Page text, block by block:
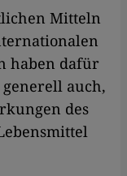
Mitteln
haben dafür
auch,
des